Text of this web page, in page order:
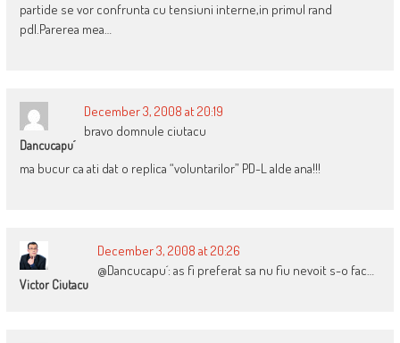
partide se vor confrunta cu tensiuni interne,in primul rand
pdl.Parerea mea…
Dancucapu´
December 3, 2008 at 20:19
bravo domnule ciutacu
ma bucur ca ati dat o replica “voluntarilor” PD-L alde ana!!!
Victor Ciutacu
December 3, 2008 at 20:26
@Dancucapu´: as fi preferat sa nu fiu nevoit s-o fac…